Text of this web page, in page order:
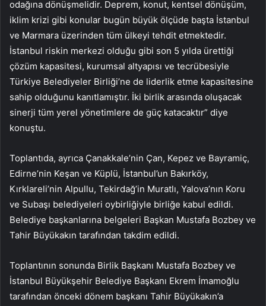
odağına dönüşmelidir. Deprem, konut, kentsel dönüşüm,
iklim krizi gibi konular bugün büyük ölçüde başta İstanbul
ve Marmara üzerinden tüm ülkeyi tehdit etmektedir.
İstanbul riskin merkezi olduğu gibi son 5 yılda ürettiği
çözüm kapasitesi, kurumsal altyapısı ve tecrübesiyle
Türkiye Belediyeler Birliği’ne de liderlik etme kapasitesine
sahip olduğunu kanıtlamıştır. İki birlik arasında oluşacak
sinerji tüm yerel yönetimlere de güç katacaktır” diye
konuştu.
Toplantıda, ayrıca Çanakkale’nin Çan, Kepez ve Bayramiç,
Edirne’nin Keşan ve Küplü, İstanbul’un Bakırköy,
Kırklareli’nin Alpullu, Tekirdağ’in Muratlı, Yalova’nın Koru
ve Subaşı belediyeleri oybirliğiyle birliğe kabul edildi.
Belediye başkanlarına belgeleri Başkan Mustafa Bozbey ve
Tahir Büyükakın tarafından takdim edildi.
Toplantının sonunda Birlik Başkanı Mustafa Bozbey ve
İstanbul Büyükşehir Belediye Başkanı Ekrem İmamoğlu
tarafından önceki dönem başkanı Tahir Büyükakın’a